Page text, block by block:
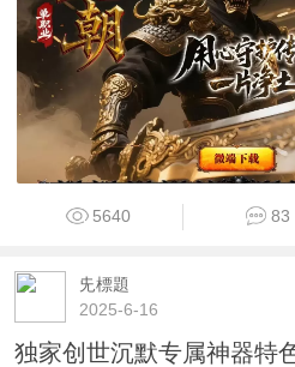
5640 83
兂標題
2025-6-16
独家创世沉默专属神器特